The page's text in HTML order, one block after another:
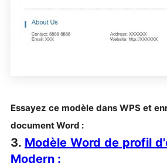
Essayez ce modèle dans WPS et
document Word :
3. Modèle Word de profil
Modern :